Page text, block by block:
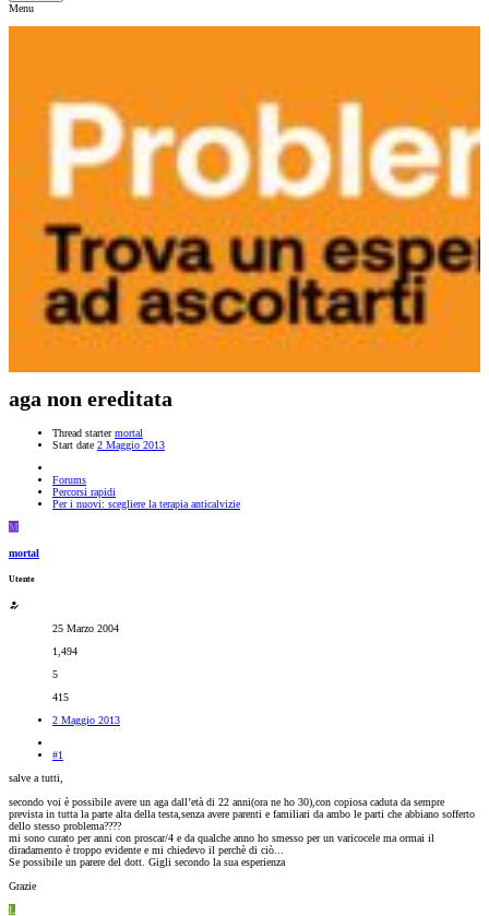
Menu
aga non ereditata
Thread starter mortal
Start date 2 Maggio 2013
Forums
Percorsi rapidi
Per i nuovi: scegliere la terapia anticalvizie
M
mortal
Utente
25 Marzo 2004
1,494
5
415
2 Maggio 2013
#1
salve a tutti,
secondo voi è possibile avere un aga dall’età di 22 anni(ora ne ho 30),con copiosa caduta da sempre
prevista in tutta la parte alta della testa,senza avere parenti e familiari da ambo le parti che abbiano sofferto
dello stesso problema????
mi sono curato per anni con proscar/4 e da qualche anno ho smesso per un varicocele ma ormai il
diradamento è troppo evidente e mi chiedevo il perchè di ciò...
Se possibile un parere del dott. Gigli secondo la sua esperienza
Grazie
L